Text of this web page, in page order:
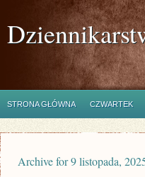
STRONA GŁÓWNA CZWARTEK
Archive for 9 listopada,